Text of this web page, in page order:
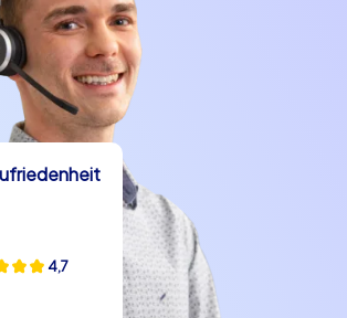
digitalen und realen Elemente, sodass
und Stadterlebnis harmonisch
in Oldenburg aktiv und
Oldenburg lebt von der Vielfalt der
und der Stadtstruktur. Outdoor-
Schlossplatz oder im Schlossgarten
und körperliche Aktivität, während
in der Innenstadt
4,7